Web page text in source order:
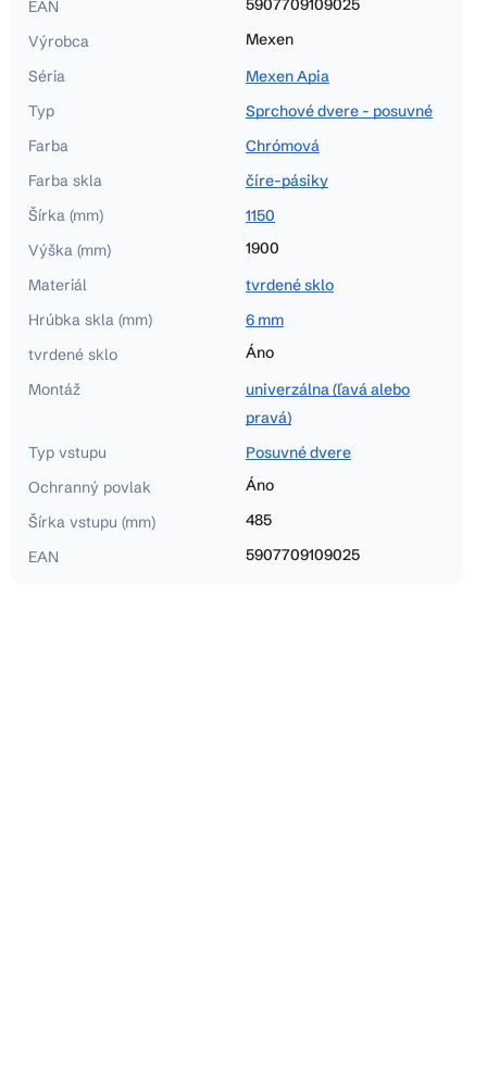
EAN
5907709109025
Výrobca
Mexen
Séria
Mexen Apia
Typ
Sprchové dvere - posuvné
Farba
Chrómová
Farba skla
číre-pásiky
Šírka (mm)
1150
Výška (mm)
1900
Materiál
tvrdené sklo
Hrúbka skla (mm)
6 mm
tvrdené sklo
Áno
Montáž
univerzálna (ľavá alebo
pravá)
Typ vstupu
Posuvné dvere
Ochranný povlak
Áno
Šírka vstupu (mm)
485
EAN
5907709109025